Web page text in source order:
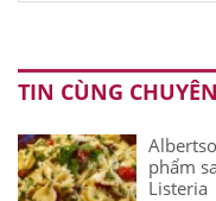
TIN CÙNG
phẩm
Listeria